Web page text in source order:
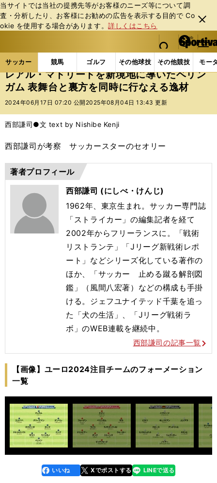
当サイトでは当社の提携先等がお客様のニーズ等について調
査・分析したり、お客様にお勧めの広告を表⽰する⽬的で Co
okie を使⽤する場合があります。詳しくはこちら
閉じ
る
web Sportiva (webスポルティーバ)
検索
マイペ
ー
ジ
メニュ
サッカー 競馬 ゴルフ その他球技 その他競技 モー
ス
ポ
ル
バ
サッカーの記事一覧 海外サッカー 海外サッカー
レアル・マドリードを新境地に導いたベリン
ガム 表舞台と裏方を同時に行なえる逸材
2024年06月17日 07:20 公開 2025年08月04日 13:43 更新
西部謙司●文 text by Nishibe Kenji
西部謙司が考察 サッカースターのセオリー
著者プロフィール
西部謙司 (にしべ・けんじ)
1962年、東京生まれ。サッカー専門誌
「ストライカー」の編集記者を経て
2002年からフリーランスに。「戦術
リストランテ」「Jリーグ新戦術レポ
ート」などシリーズ化している著作の
ほか、「サッカー 止める蹴る解剖図
鑑」（風間八宏著）などの構成も手掛
ける。ジェフユナイテッド千葉を追っ
た「犬の生活」、「Jリーグ戦術ラ
ボ」のWEB連載を継続中。
西部謙司の記事一覧
【画像】ユーロ2024注目チームのフォーメーション
一覧
faceboo
k
いいね Xでポストする
line LINEで送る